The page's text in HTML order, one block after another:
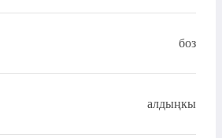
боз
алдыңкы